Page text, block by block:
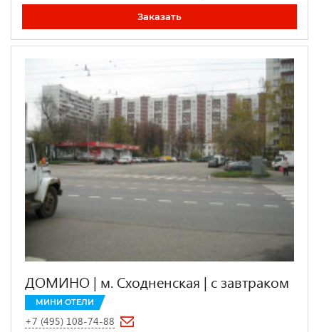
Заказать
ДОМИНО | м. Сходненская | c завтраком
МИНИ ОТЕЛИ
+7 (495) 108-74-88